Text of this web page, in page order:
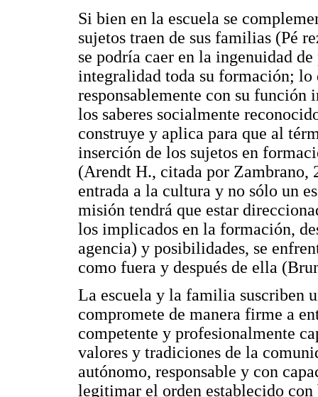
Si bien en la escuela se
sujetos traen de sus familias (Pé
se podría caer en la ingenuidad
integralidad toda su formación; lo
responsablemente con su
los saberes socialmente
construye y aplica para que al
inserción de los sujetos en
(Arendt H., citada por Zambrano,
entrada a la cultura y no sólo un
misión tendrá que estar
los implicados en la formación,
agencia) y posibilidades, se
como fuera y después de ella
La escuela y la familia suscriben
compromete de manera firme a
competente y profesionalmente
valores y tradiciones de la
autónomo, responsable y con
legitimar el orden establecido